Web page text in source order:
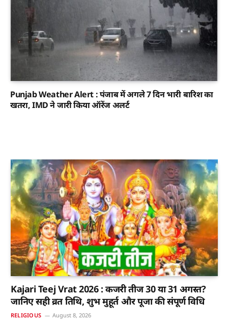
Punjab Weather Alert : पंजाब में अगले 7 दिन भारी बारिश का
खतरा, IMD ने जारी किया ऑरेंज अलर्ट
Kajari Teej Vrat 2026 : कजरी तीज 30 या 31 अगस्त?
जानिए सही व्रत तिथि, शुभ मुहूर्त और पूजा की संपूर्ण विधि
RELIGIOUS August 8, 2026